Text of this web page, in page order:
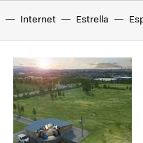
Internet Estrella